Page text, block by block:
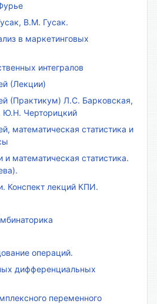
В.М. Гусак.
в маркетинговых
интегралов
(Лекции)
(Практикум) Л.С. Барковская,
Ю.Н. Черторицкий
математическая статистика и
и математическая статистика.
Конспект лекций КПИ.
операций.
дифференциальных
переменного